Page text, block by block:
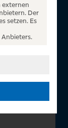
für
die
und die
externen
Der
setzen. Es